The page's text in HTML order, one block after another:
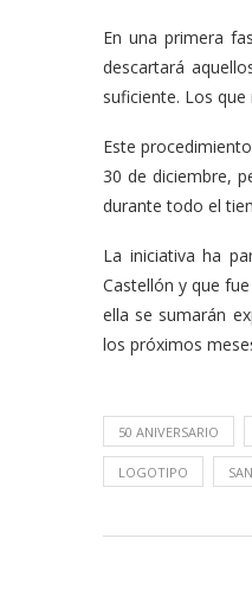
En una primera
descartará
suficiente. Los
Este
30 de diciembre,
durante todo el
La iniciativa ha
Castellón y que
ella se sumarán
los próximos
50 ANIVERSARIO
LOGOTIPO